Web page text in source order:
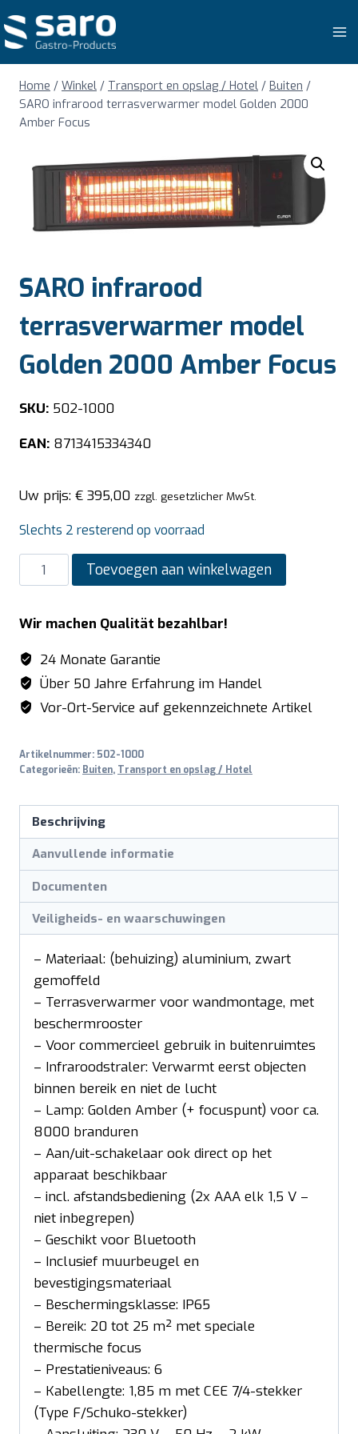
naar
inhoud
Home / Winkel / Transport en opslag / Hotel / Buiten /
SARO infrarood terrasverwarmer model Golden 2000
Amber Focus
SARO infrarood
terrasverwarmer model
Golden 2000 Amber Focus
SKU: 502-1000
EAN: 8713415334340
Uw prijs: € 395,00 zzgl. gesetzlicher MwSt.
Slechts 2 resterend op voorraad
SARO
infrarood
model
Golden
2000
Amber
Focus
Toevoegen aan winkelwagen
Wir machen Qualität bezahlbar!
24 Monate Garantie
Über 50 Jahre Erfahrung im Handel
Vor-Ort-Service auf gekennzeichnete Artikel
Artikelnummer: 502-1000
Categorieën: Buiten, Transport en opslag / Hotel
Beschrijving
Aanvullende informatie
Documenten
Veiligheids- en waarschuwingen
– Materiaal: (behuizing) aluminium, zwart
gemoffeld
– Terrasverwarmer voor wandmontage, met
beschermrooster
– Voor commercieel gebruik in buitenruimtes
– Infraroodstraler: Verwarmt eerst objecten
binnen bereik en niet de lucht
– Lamp: Golden Amber (+ focuspunt) voor ca.
8000 branduren
– Aan/uit-schakelaar ook direct op het
apparaat beschikbaar
– incl. afstandsbediening (2x AAA elk 1,5 V –
niet inbegrepen)
– Geschikt voor Bluetooth
– Inclusief muurbeugel en
bevestigingsmateriaal
– Beschermingsklasse: IP65
– Bereik: 20 tot 25 m² met speciale
thermische focus
– Prestatieniveaus: 6
– Kabellengte: 1,85 m met CEE 7/4-stekker
(Type F/Schuko-stekker)